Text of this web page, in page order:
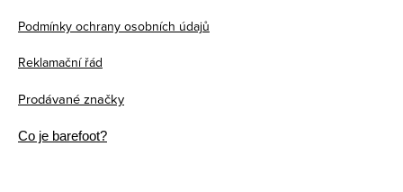
Podmínky ochrany osobních údajů
Reklamační řád
Prodávané značky
Co je barefoot?